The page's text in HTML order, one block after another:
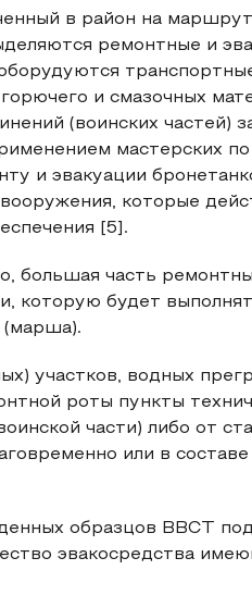
в район на
ремонтные и
и смазочных
(воинских частей)
мастерских
и эвакуации
которые
[5].
большая часть
которую будет
(марша).
участков, водных
роты пункты
части) либо от
или в
образцов ВВСТ
эвакосредства